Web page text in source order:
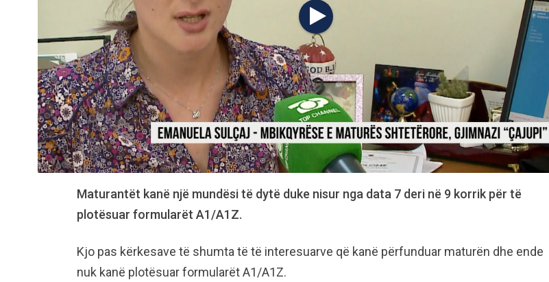
Maturantët kanë një mundësi të dytë duke nisur nga data 7 deri në 9 korrik për të
plotësuar formularët A1/A1Z.
Kjo pas kërkesave të shumta të të interesuarve që kanë përfunduar maturën dhe ende
nuk kanë plotësuar formularët A1/A1Z.